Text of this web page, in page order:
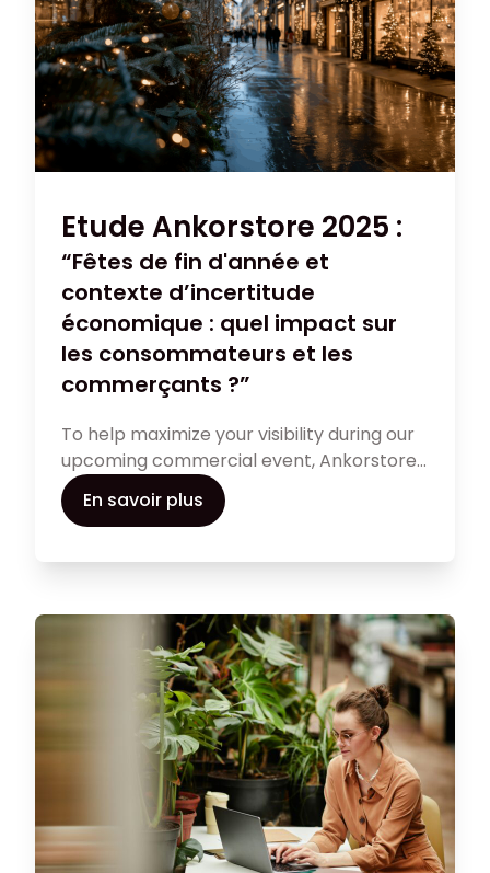
Etude Ankorstore 2025 :
“Fêtes de fin d'année et
contexte d’incertitude
économique : quel impact sur
les consommateurs et les
commerçants ?”
To help maximize your visibility during our
upcoming commercial event, Ankorstore
provides you with a marketing assets kit.
These communication tools will enable
your participation. In this article, discover
optimize your commercial impact.
Pour vous aider à maximiser votre visibilité
lors de notre prochain événement
commercial, Ankorstore met à votre
disposition un kit d’images marketing. Ces
outils de communication vous
permettront d’informer efficacement vos
commerçants de votre participation.
Dans cet article, découvrez comment
utiliser ces ressources pour optimiser
En savoir plus